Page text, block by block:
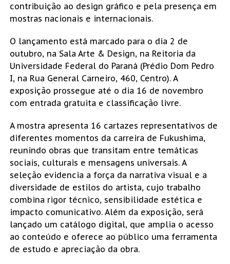
contribuição ao design gráfico e pela presença em
mostras nacionais e internacionais.
O lançamento está marcado para o dia 2 de
outubro, na Sala Arte & Design, na Reitoria da
Universidade Federal do Paraná (Prédio Dom Pedro
I, na Rua General Carneiro, 460, Centro). A
exposição prossegue até o dia 16 de novembro
com entrada gratuita e classificação livre.
A mostra apresenta 16 cartazes representativos de
diferentes momentos da carreira de Fukushima,
reunindo obras que transitam entre temáticas
sociais, culturais e mensagens universais. A
seleção evidencia a força da narrativa visual e a
diversidade de estilos do artista, cujo trabalho
combina rigor técnico, sensibilidade estética e
impacto comunicativo. Além da exposição, será
lançado um catálogo digital, que amplia o acesso
ao conteúdo e oferece ao público uma ferramenta
de estudo e apreciação da obra.